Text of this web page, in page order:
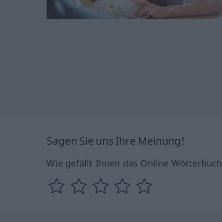
Sagen Sie uns Ihre Meinung!
Wie gefällt Ihnen das Online